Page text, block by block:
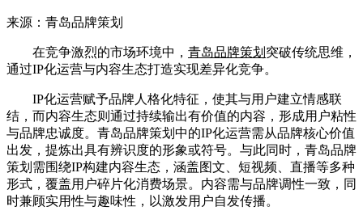
来源：青岛品牌策划
在竞争激烈的市场环境中， 青岛品牌策划 突破传统思维，
通过IP化运营与内容生态打造实现差异化竞争。
IP化运营赋予品牌人格化特征，使其与用户建立情感联
结，而内容生态则通过持续输出有价值的内容，形成用户粘性
与品牌忠诚度。青岛品牌策划中的IP化运营需从品牌核心价值
出发，提炼出具有辨识度的形象或符号。与此同时，青岛品牌
策划需围绕IP构建内容生态，涵盖图文、短视频、直播等多种
形式，覆盖用户碎片化消费场景。内容需与品牌调性一致，同
时兼顾实用性与趣味性，以激发用户自发传播。